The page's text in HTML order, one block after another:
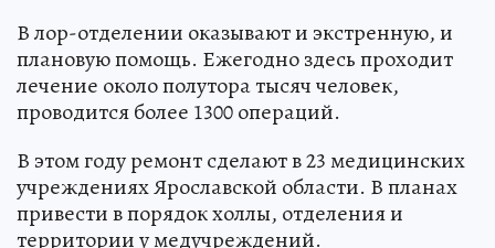
В лор-отделении оказывают и экстренную, и
плановую помощь. Ежегодно здесь проходит
лечение около полутора тысяч человек,
проводится более 1300 операций.
В этом году ремонт сделают в 23 медицинских
учреждениях Ярославской области. В планах
привести в порядок холлы, отделения и
территории у медучреждений.